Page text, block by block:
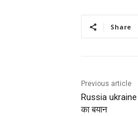
Share
Previous article
Russia ukraine
का बयान